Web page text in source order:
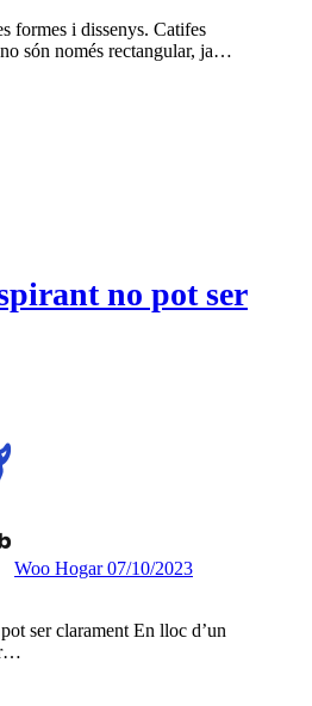
són només rectangular, ja…
no pot ser
Woo Hogar07/10/2023